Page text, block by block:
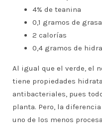
4% de teanina
0,1 gramos de
2 calorías
0,4 gramos de
Al igual que el verde, el
tiene propiedades
antibacteriales, pues
planta. Pero, la
uno de los menos